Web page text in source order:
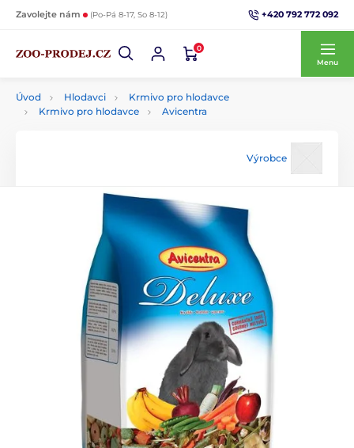
Zavolejte nám (Po-Pá 8-17, So 8-12) +420 792 772 092
0
Menu
Úvod Hlodavci
Krmivo pro hlodavce
Krmivo pro hlodavce
Avicentra
Výrobce